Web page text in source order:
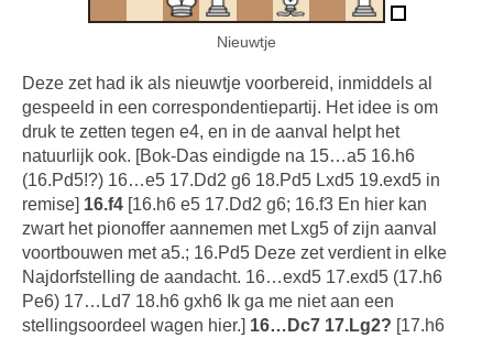
Nieuwtje
Deze zet had ik als nieuwtje voorbereid, inmiddels al
gespeeld in een correspondentiepartij. Het idee is om
druk te zetten tegen e4, en in de aanval helpt het
natuurlijk ook. [Bok-Das eindigde na 15…a5 16.h6
(16.Pd5!?) 16…e5 17.Dd2 g6 18.Pd5 Lxd5 19.exd5 in
remise] 16.f4 [16.h6 e5 17.Dd2 g6; 16.f3 En hier kan
zwart het pionoffer aannemen met Lxg5 of zijn aanval
voortbouwen met a5.; 16.Pd5 Deze zet verdient in elke
Najdorfstelling de aandacht. 16…exd5 17.exd5 (17.h6
Pe6) 17…Ld7 18.h6 gxh6 Ik ga me niet aan een
stellingsoordeel wagen hier.] 16…Dc7 17.Lg2? [17.h6